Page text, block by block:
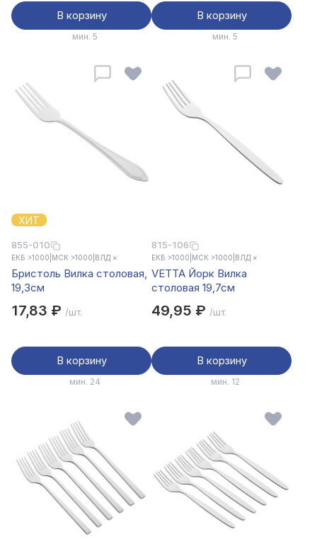
В корзину
мин. 5
В корзину
мин. 5
ХИТ
855-010
ЕКБ >1000 МСК >1000 ВЛД ×
Бристоль Вилка столовая,
19,3см
17,83 ₽ /шт.
В корзину
мин. 24
815-106
ЕКБ >1000 МСК >1000 ВЛД ×
VETTA Йорк Вилка
столовая 19,7см
49,95 ₽ /шт.
В корзину
мин. 12